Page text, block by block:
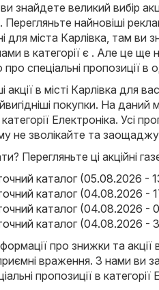
знайдете великий вибір
. Перегляньте найновіші
для міста Карлівка, там ви
в категорії є . Але це ще
спеціальні пропозиції в
в місті Карлівка для
покупки. На
Електроніка. Усі
не зволікайте та
Перегляньте ці акційні
каталог (05.08.2026 -
каталог (04.08.2026 -
каталог (04.08.2026 -
каталог (04.08.2026 -
про знижки та
враження. З нами ви
пропозиції в категорії